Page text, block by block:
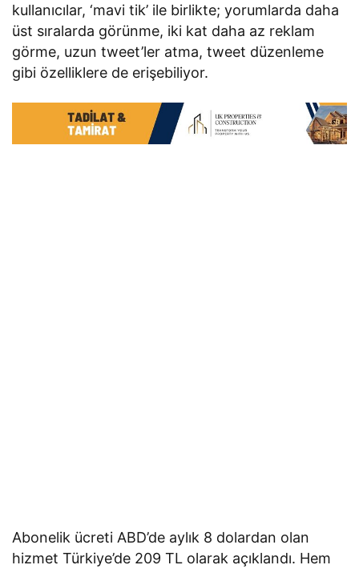
kullanıcılar, ‘mavi tik’ ile birlikte; yorumlarda daha
üst sıralarda görünme, iki kat daha az reklam
görme, uzun tweet’ler atma, tweet düzenleme
gibi özelliklere de erişebiliyor.
Abonelik ücreti ABD’de aylık 8 dolardan olan
hizmet Türkiye’de 209 TL olarak açıklandı. Hem